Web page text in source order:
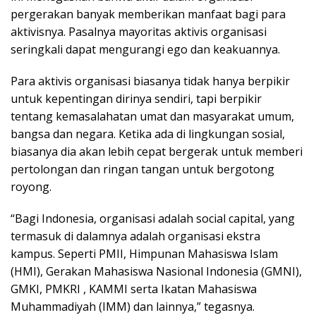
pergerakan banyak memberikan manfaat bagi para
aktivisnya. Pasalnya mayoritas aktivis organisasi
seringkali dapat mengurangi ego dan keakuannya.
Para aktivis organisasi biasanya tidak hanya berpikir
untuk kepentingan dirinya sendiri, tapi berpikir
tentang kemasalahatan umat dan masyarakat umum,
bangsa dan negara. Ketika ada di lingkungan sosial,
biasanya dia akan lebih cepat bergerak untuk memberi
pertolongan dan ringan tangan untuk bergotong
royong.
“Bagi Indonesia, organisasi adalah social capital, yang
termasuk di dalamnya adalah organisasi ekstra
kampus. Seperti PMII, Himpunan Mahasiswa Islam
(HMI), Gerakan Mahasiswa Nasional Indonesia (GMNI),
GMKI, PMKRI , KAMMI serta Ikatan Mahasiswa
Muhammadiyah (IMM) dan lainnya,” tegasnya.